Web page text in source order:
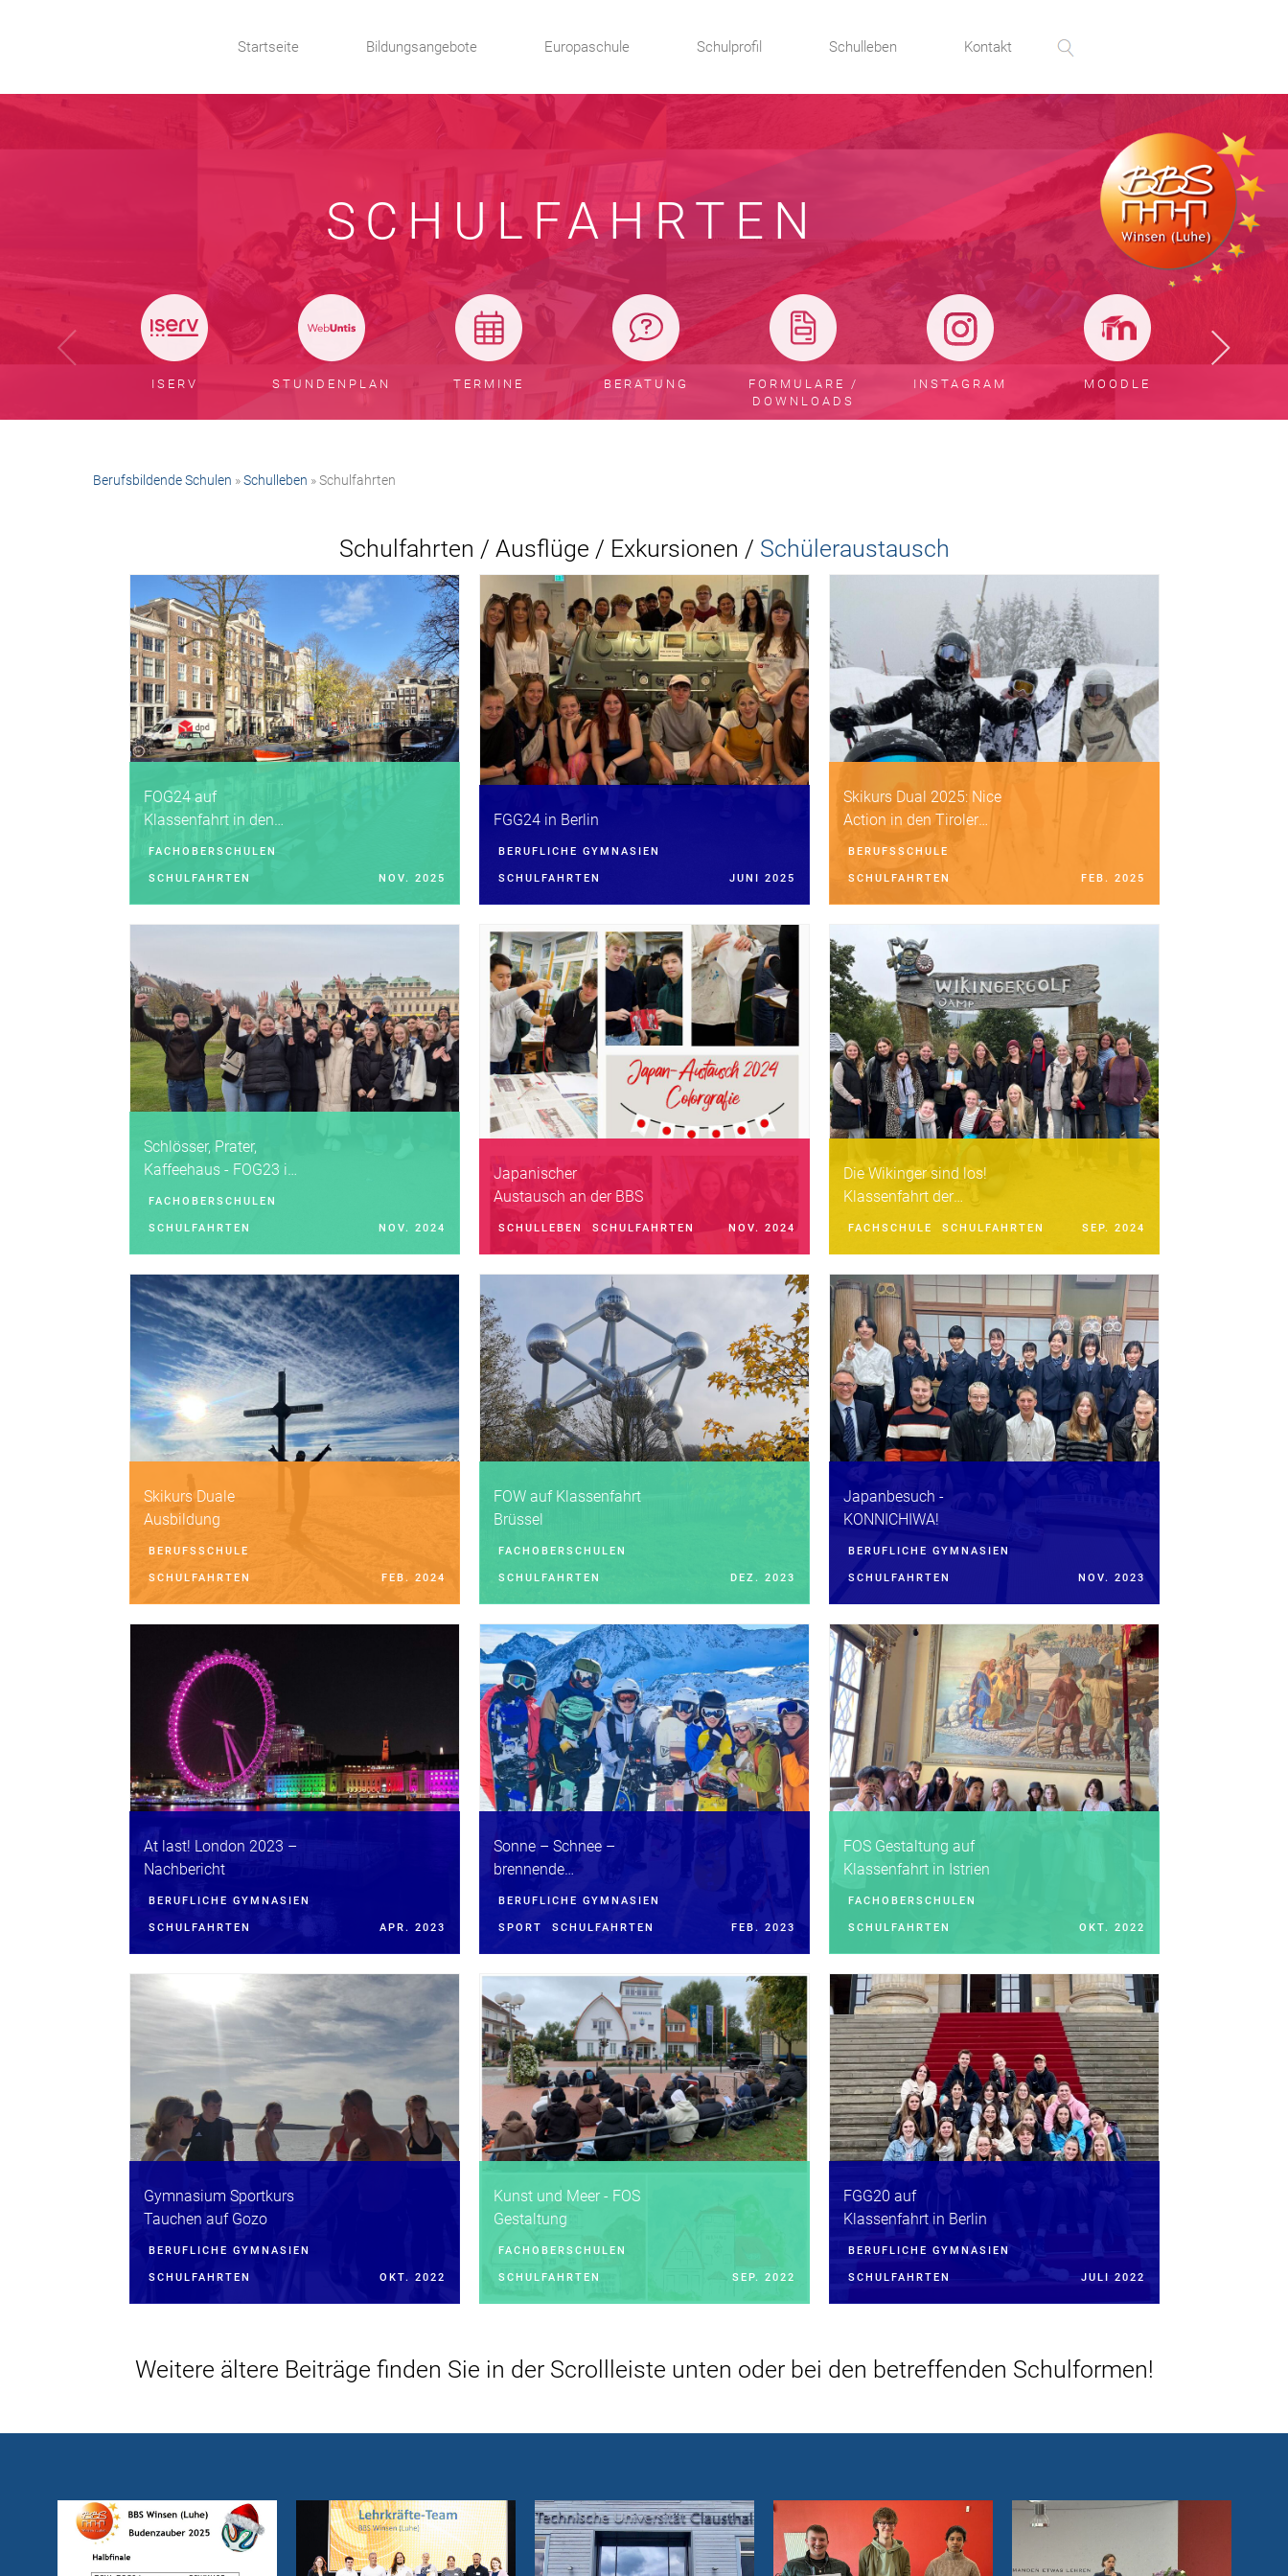
Startseite Bildungsangebote Europaschule Schulprofil Schulleben Kontakt
SCHULFAHRTEN
ISERV STUNDENPLAN TERMINE BERATUNG
FORMULARE /
DOWNLOADS
INSTAGRAM MOODLE
Berufsbildende Schulen »Schulleben » Schulfahrten
Schulfahrten / Ausflüge / Exkursionen / Schüleraustausch
FOG24 auf
Klassenfahrt in den
Niederlanden
FACHOBERSCHULEN
SCHULFAHRTEN NOV. 2025
FGG24 in Berlin
BERUFLICHE GYMNASIEN
SCHULFAHRTEN JUNI 2025
Skikurs Dual 2025: Nice
Action in den Tiroler
Alpen
BERUFSSCHULE
SCHULFAHRTEN FEB. 2025
Schlösser, Prater,
Kaffeehaus - FOG23 in
Wien
FACHOBERSCHULEN
SCHULFAHRTEN NOV. 2024
Japanischer
Austausch an der BBS
SCHULLEBEN SCHULFAHRTEN NOV. 2024
Die Wikinger sind los!
Klassenfahrt der
F2QM23
FACHSCHULE SCHULFAHRTEN SEP. 2024
Skikurs Duale
Ausbildung
BERUFSSCHULE
SCHULFAHRTEN FEB. 2024
FOW auf Klassenfahrt
Brüssel
FACHOBERSCHULEN
SCHULFAHRTEN DEZ. 2023
Japanbesuch -
KONNICHIWA!
BERUFLICHE GYMNASIEN
SCHULFAHRTEN NOV. 2023
At last! London 2023 –
Nachbericht
BERUFLICHE GYMNASIEN
SCHULFAHRTEN APR. 2023
Sonne – Schnee –
brennende
Oberschenkel –
BERUFLICHE GYMNASIEN
SPORT SCHULFAHRTEN FEB. 2023
FOS Gestaltung auf
Klassenfahrt in Istrien
FACHOBERSCHULEN
SCHULFAHRTEN OKT. 2022
Gymnasium Sportkurs
Tauchen auf Gozo
BERUFLICHE GYMNASIEN
SCHULFAHRTEN OKT. 2022
Kunst und Meer - FOS
Gestaltung
FACHOBERSCHULEN
SCHULFAHRTEN SEP. 2022
FGG20 auf
Klassenfahrt in Berlin
BERUFLICHE GYMNASIEN
SCHULFAHRTEN JULI 2022
Weitere ältere Beiträge finden Sie in der Scrollleiste unten oder bei den betreffenden Schulformen!